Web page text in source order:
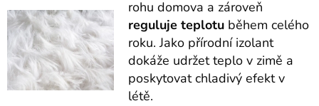
rohu domova a zároveň
reguluje teplotu během celého
roku. Jako přírodní izolant
dokáže udržet teplo v zimě a
poskytovat chladivý efekt v
létě.